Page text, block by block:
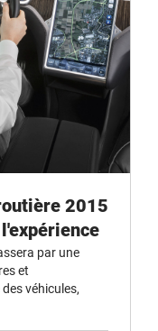
2015
par une
et
véhicules,